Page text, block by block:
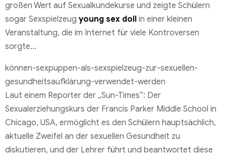
großen Wert auf Sexualkundekurse und zeigte Schülern
sogar Sexspielzeug young sex doll in einer kleinen
Veranstaltung, die im Internet für viele Kontroversen
sorgte…
können-sexpuppen-als-sexspielzeug-zur-sexuellen-
gesundheitsaufklärung-verwendet-werden
Laut einem Reporter der „Sun-Times“: Der
Sexualerziehungskurs der Francis Parker Middle School in
Chicago, USA, ermöglicht es den Schülern hauptsächlich,
aktuelle Zweifel an der sexuellen Gesundheit zu
diskutieren, und der Lehrer führt und beantwortet diese